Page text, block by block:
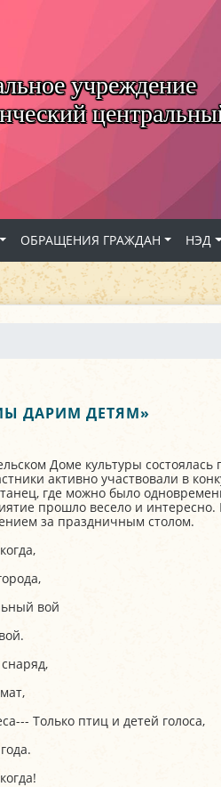
учреждение
ОБРАЩЕНИЯ ГРАЖДАН НЭД
ДАРИМ ДЕТЯМ»
Доме культуры
активно участвовали в
где можно было
прошло весело и
за праздничным столом.
вой
Только птиц и детей голоса,